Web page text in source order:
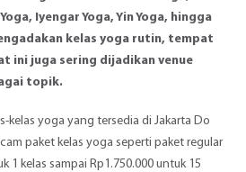
Iyengar Yoga, Yin Yoga, hingga
kelas yoga rutin, tempat
ini juga sering dijadikan venue
topik.
kelas yoga yang tersedia di Jakarta Do
paket kelas yoga seperti paket regular
1 kelas sampai Rp1.750.000 untuk 15